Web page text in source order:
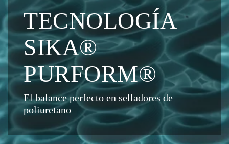
TECNOLOGÍA
SIKA®
PURFORM®
El balance perfecto en selladores de
poliuretano